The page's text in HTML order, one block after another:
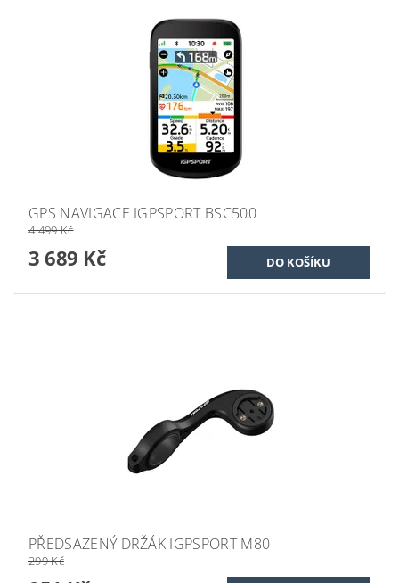
GPS NAVIGACE IGPSPORT BSC500
4 499 Kč
3 689 Kč
PŘEDSAZENÝ DRŽÁK IGPSPORT M80
299 Kč